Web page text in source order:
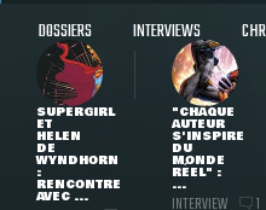
DOSSIERS INTERVIEWS
SUPERGIRL
ET
HELEN
DE
WYNDHORN
:
RENCONTRE
AVEC ...
"CHAQUE
AUTEUR
S'INSPIRE
DU
MONDE
RÉEL" :
...
INTERVIEW 1